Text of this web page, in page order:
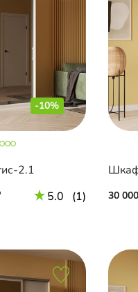
-10%
2.1
5.0 (1) 30 000